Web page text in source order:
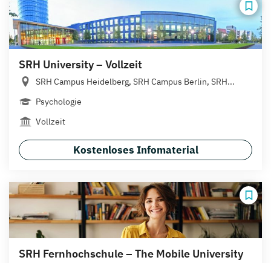
SRH University – Vollzeit
SRH Campus Heidelberg, SRH Campus Berlin, SRH...
Psychologie
Vollzeit
Kostenloses Infomaterial
SRH Fernhochschule – The Mobile University